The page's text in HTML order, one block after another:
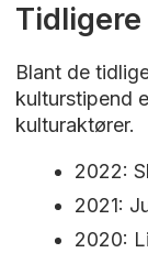
Blant de
kulturstipend
kulturaktører.
2022:
2021:
2020: